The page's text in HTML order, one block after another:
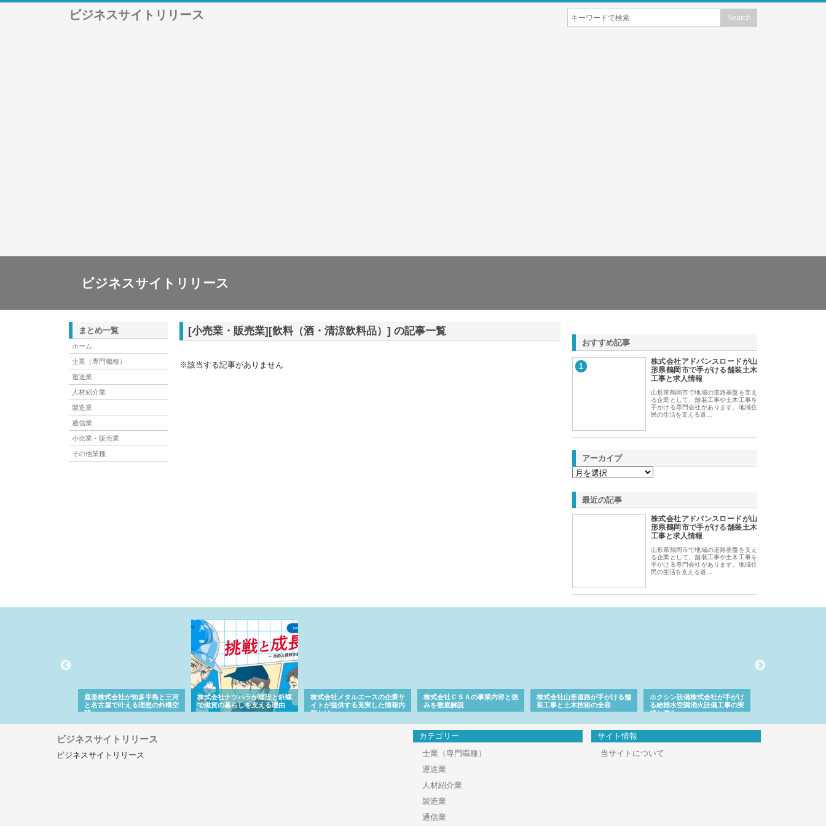
ビジネスサイトリリース
ビジネスサイトリリース
まとめ一覧
ホーム
士業（専門職種）
運送業
人材紹介業
製造業
通信業
小売業・販売業
その他業種
[小売業・販売業][飲料（酒・清涼飲料品）] の記事一覧
※該当する記事がありません
おすすめ記事
1
株式会社アドバンスロードが山
形県鶴岡市で手がける舗装土木
工事と求人情報
山形県鶴岡市で地域の道路基盤を支え
る企業として、舗装工事や土木工事を
手がける専門会社があります。地域住
民の生活を支える道…
アーカイブ
最近の記事
株式会社アドバンスロードが山
形県鶴岡市で手がける舗装土木
工事と求人情報
山形県鶴岡市で地域の道路基盤を支え
る企業として、舗装工事や土木工事を
手がける専門会社があります。地域住
民の生活を支える道…
庭楽株式会社が知多半島と三河
と名古屋で叶える理想の外構空
間
株式会社ナツハラが建設と鋲螺
で滋賀の暮らしを支える理由
株式会社メタルエースの企業サ
イトが提供する充実した情報内
容とは
株式会社ＣＳＡの事業内容と強
みを徹底解説
株式会社山形道路が手がける舗
装工事と土木技術の全容
ホクシン設備株式会社が手がけ
る給排水空調消火設備工事の実
績と強み
ビジネスサイトリリース
ビジネスサイトリリース
カテゴリー
士業（専門職種）
運送業
人材紹介業
製造業
通信業
サイト情報
当サイトについて